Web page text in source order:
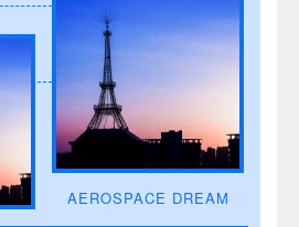
AEROSPACE DREAM